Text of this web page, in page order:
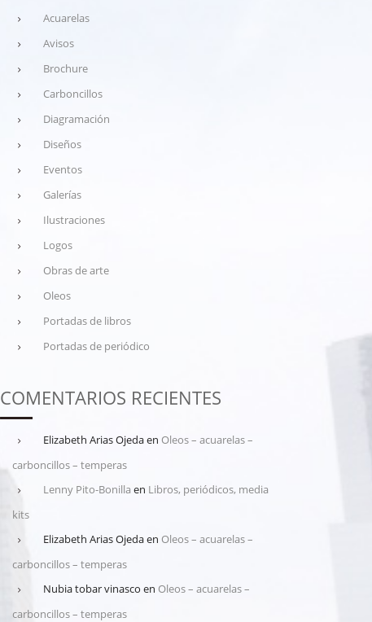
Acuarelas
Avisos
Brochure
Carboncillos
Diagramación
Diseños
Eventos
Galerías
Ilustraciones
Logos
Obras de arte
Oleos
Portadas de libros
Portadas de periódico
COMENTARIOS RECIENTES
Elizabeth Arias Ojedaen Oleos – acuarelas –
carboncillos – temperas
Lenny Pito-Bonilla en Libros, periódicos, media
kits
Elizabeth Arias Ojedaen Oleos – acuarelas –
carboncillos – temperas
Nubia tobar vinasco en Oleos – acuarelas –
carboncillos – temperas